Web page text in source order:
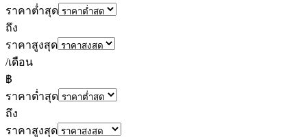
ราคาต่ำสุด
ถึง
ราคาสูงสุด
/เดือน
฿
ราคาต่ำสุด
ถึง
ราคาสูงสุด